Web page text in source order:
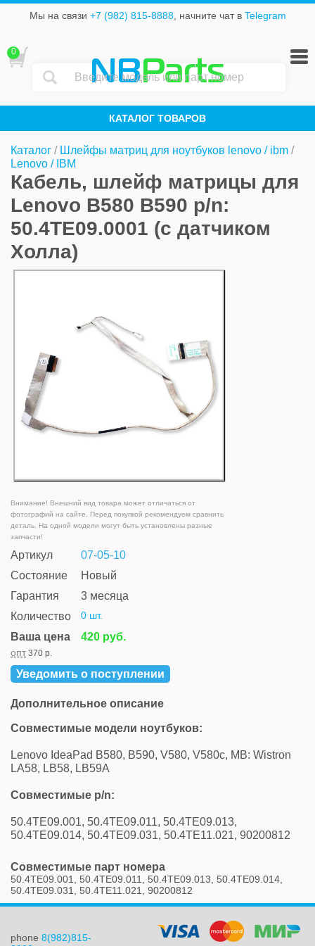
Мы на связи +7 (982) 815-8888, начните чат в Telegram
NBParts
КАТАЛОГ ТОВАРОВ
0
Каталог / Шлейфы матриц для ноутбуков lenovo / ibm /
Lenovo / IBM
Кабель, шлейф матрицы для
Lenovo B580 B590 p/n:
50.4TE09.0001 (с датчиком
Холла)
Внимание! Внешний вид товара может отличаться от
фотографий на сайте. Перед покупкой рекомендуем сравнить
деталь. На одной модели могут быть установлены разные
запчасти!
Артикул
07-05-10
Состояние
Новый
Гарантия
3 месяца
Количество
0 шт.
Ваша цена 420 руб.
опт 370 р.
Уведомить о поступлении
Дополнительное описание
Совместимые модели ноутбуков:
Lenovo IdeaPad B580, B590, V580, V580c, MB: Wistron
LA58, LB58, LB59A
Совместимые p/n:
50.4TE09.001, 50.4TE09.011, 50.4TE09.013,
50.4TE09.014, 50.4TE09.031, 50.4TE11.021, 90200812
Совместимые парт номера
50.4TE09.001, 50.4TE09.011, 50.4TE09.013, 50.4TE09.014,
50.4TE09.031, 50.4TE11.021, 90200812
phone 8(982)815-